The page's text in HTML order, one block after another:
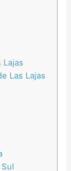
Lajas
Las Lajas